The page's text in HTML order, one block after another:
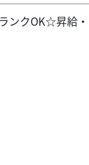
ンクOK☆昇給